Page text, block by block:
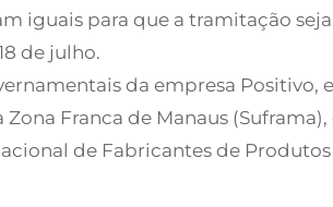
iguais para que a tramitação seja
de julho.
da empresa Positivo, e
Franca de Manaus (Suframa),
de Fabricantes de Produtos